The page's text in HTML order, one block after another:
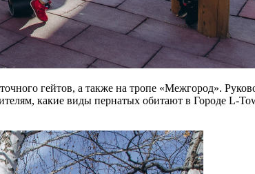
гейтов, а также на тропе «Межгород».
какие виды пернатых обитают в Городе L-